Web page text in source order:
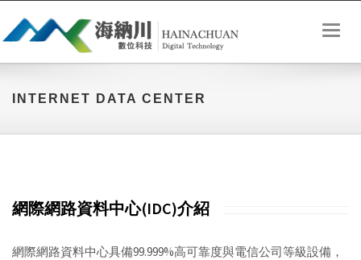
INTERNET DATA CENTER
網際網路資料中心(IDC)介紹
網際網路資料中心具備99.999%高可靠度與電信公司等級設備，